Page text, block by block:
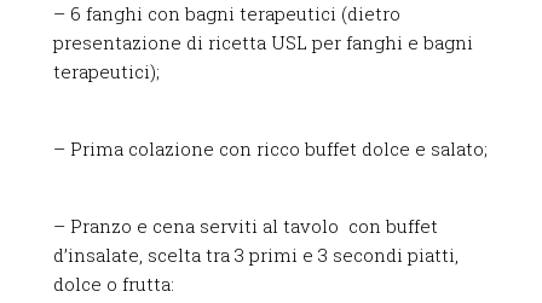
– 6 fanghi con bagni terapeutici (dietro
presentazione di ricetta USL per fanghi e bagni
terapeutici);
– Prima colazione con ricco buffet dolce e salato;
– Pranzo e cena serviti al tavolo con buffet
d’insalate, scelta tra 3 primi e 3 secondi piatti,
dolce o frutta: